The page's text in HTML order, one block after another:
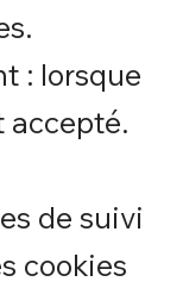
: lorsque
accepté.
de suivi
cookies